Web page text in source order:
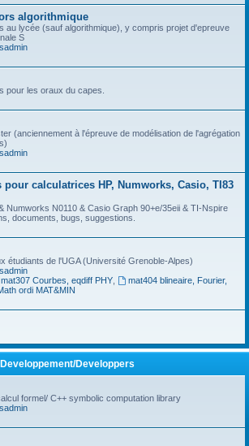
algorithmique
au lycée (sauf algorithmique), y compris projet d'epreuve
S
pour les oraux du capes.
(anciennement à l'épreuve de modélisation de l'agrégation
pour calculatrices HP, Numworks, Casio, TI83
Numworks N0110 & Casio Graph 90+e/35eii & TI-Nspire
documents, bugs, suggestions.
étudiants de l'UGA (Université Grenoble-Alpes)
mat307 Courbes, eqdiff PHY,
mat404 blineaire, Fourier,
ordi MAT&MIN
Developpement/Developpers
formel/ C++ symbolic computation library